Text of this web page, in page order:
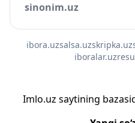
sinonim.uz
ibora.uzsalsa.uzskripka.uz
iboralar.uz
Imlo.uz saytining